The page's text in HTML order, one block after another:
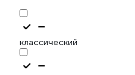
классический